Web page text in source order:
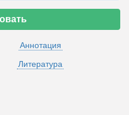
Аннотация
Литература